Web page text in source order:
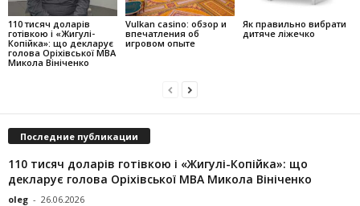
110 тисяч доларів
готівкою і «Жигулі-
Копійка»: що декларує
голова Оріхівської МВА
Микола Вініченко
Vulkan casino: обзор и
впечатления об
игровом опыте
Як правильно вибрати
дитяче ліжечко
Последние публикации
110 тисяч доларів готівкою і «Жигулі-Копійка»: що
декларує голова Оріхівської МВА Микола Вініченко
oleg - 26.06.2026